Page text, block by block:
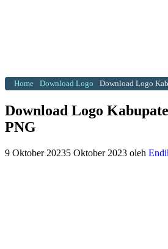
Home Download Logo Download Logo
Download Logo
PNG
9 Oktober 20235 Oktober 2023 oleh